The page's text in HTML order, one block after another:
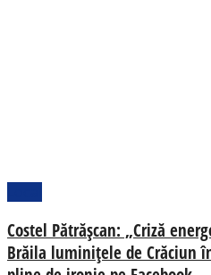
Costel Pătrășcan: „Criză
Brăila luminițele de Crăciun